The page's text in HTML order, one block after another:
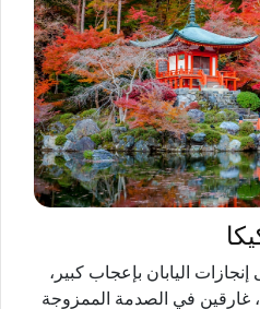
اليابان بإعجاب كبير،
غارقين في الصدمة الممزوجة